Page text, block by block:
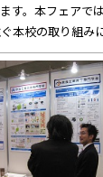
す。本フェア
本校の取り組み